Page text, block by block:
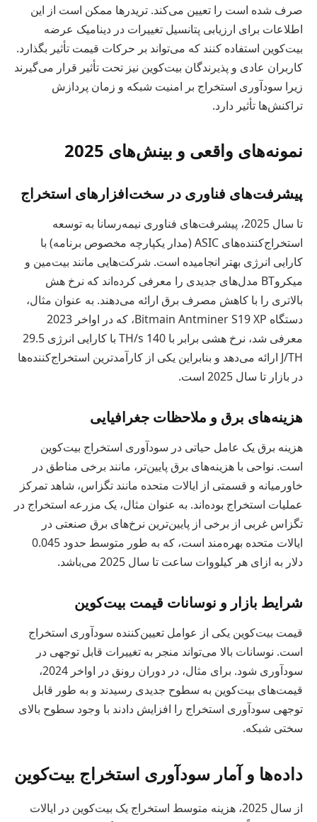
صرف شده است را تعیین می‌کند. تریدرها ممکن است از این
اطلاعات برای ارزیابی پتانسیل تغییرات در دینامیک عرضه
بیت‌کوین استفاده کنند که می‌تواند بر حرکات قیمت تأثیر بگذارد.
کاربران عادی و پذیرندگان بیت‌کوین نیز تحت تأثیر قرار می‌گیرند
زیرا سودآوری استخراج بر امنیت شبکه و زمان پردازش
تراکنش‌ها تأثیر دارد.
نمونه‌های واقعی و بینش‌های 2025
پیشرفت‌های فناوری در سخت‌افزارهای استخراج
تا سال 2025، پیشرفت‌های فناوری نیمه‌رسانا به توسعه
استخراج‌کننده‌های ASIC (مدار یکپارچه مخصوص برنامه) با
کارایی انرژی بهتر انجامیده است. شرکت‌هایی مانند بیت‌مین و
میکروBT مدل‌های جدیدی را معرفی کرده‌اند که نرخ هش
بالاتری را با کاهش مصرف برق ارائه می‌دهند. به عنوان مثال،
دستگاه Bitmain Antminer S19 XP، که در اواخر 2023
معرفی شد، نرخ هشی برابر با 140 TH/s با کارایی انرژی 29.5
J/TH ارائه می‌دهد و بنابراین یکی از کارآمدترین استخراج‌کننده‌ها
در بازار تا سال 2025 است.
هزینه‌های برق و ملاحظات جغرافیایی
هزینه برق یک عامل حیاتی در سودآوری استخراج بیت‌کوین
است. نواحی با هزینه‌های برق پایین‌تر، مانند برخی مناطق در
خاورمیانه و قسمتی از ایالات متحده مانند تگزاس، شاهد تمرکز
عملیات استخراج بوده‌اند. به عنوان مثال، یک مزرعه استخراج در
تگزاس غربی از برخی از پایین‌ترین نرخ‌های برق صنعتی در
ایالات متحده بهره‌مند است، که به طور متوسط حدود 0.045
دلار به ازای هر کیلووات ساعت تا سال 2025 می‌باشد.
شرایط بازار و نوسانات قیمت بیت‌کوین
قیمت بیت‌کوین یکی از عوامل تعیین‌کننده سودآوری استخراج
است. نوسانات بالا می‌تواند منجر به تغییرات قابل توجهی در
سودآوری شود. برای مثال، در دوران رونق در اواخر 2024،
قیمت‌های بیت‌کوین به سطوح جدیدی رسیدند و به طور قابل
توجهی سودآوری استخراج را افزایش دادند با وجود سطوح بالای
سختی شبکه.
داده‌ها و آمار سودآوری استخراج بیت‌کوین
از سال 2025، هزینه متوسط استخراج یک بیت‌کوین در ایالات